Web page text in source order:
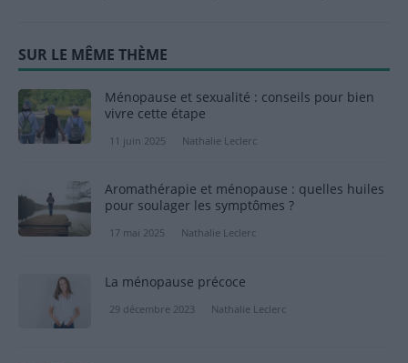
SUR LE MÊME THÈME
Ménopause et sexualité : conseils pour bien
vivre cette étape
11 juin 2025 Nathalie Leclerc
Aromathérapie et ménopause : quelles huiles
pour soulager les symptômes ?
17 mai 2025 Nathalie Leclerc
La ménopause précoce
29 décembre 2023 Nathalie Leclerc